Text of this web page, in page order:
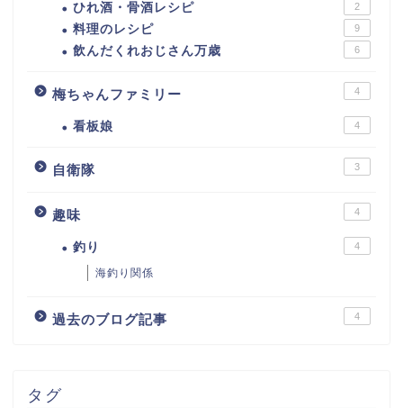
ひれ酒・骨酒レシピ 2
料理のレシピ 9
飲んだくれおじさん万歳 6
梅ちゃんファミリー 4
看板娘 4
自衛隊 3
趣味 4
釣り 4
海釣り関係
過去のブログ記事 4
タグ